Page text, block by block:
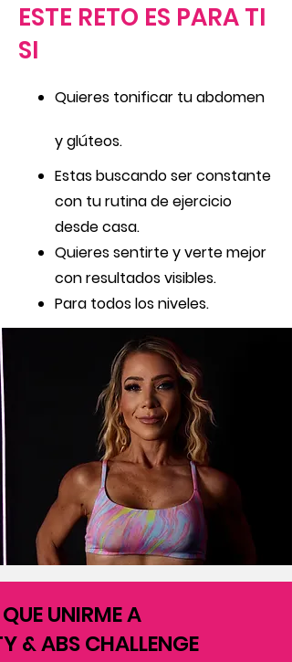
ESTE RETO ES PARA TI
SI
Quieres tonificar tu abdomen
yglúteos.
Estas buscando ser constante
con tu rutina de ejercicio
desde casa.
Quieres sentirte y verte mejor
con resultados visibles.
Para todos los niveles.
UNIRME A
& ABS CHALLENGE